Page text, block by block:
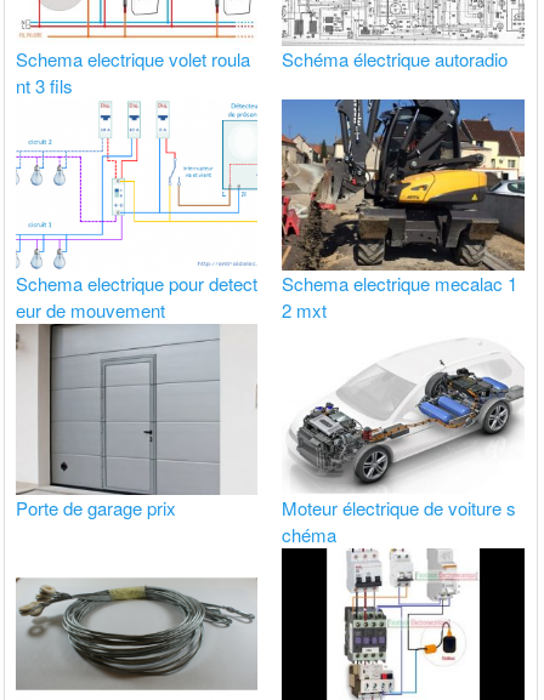
Schema electrique volet roula
nt 3 fils
Schéma électrique autoradio
Schema electrique pour detect
eur de mouvement
Schema electrique mecalac 1
2 mxt
Porte de garage prix
Moteur électrique de voiture s
chéma